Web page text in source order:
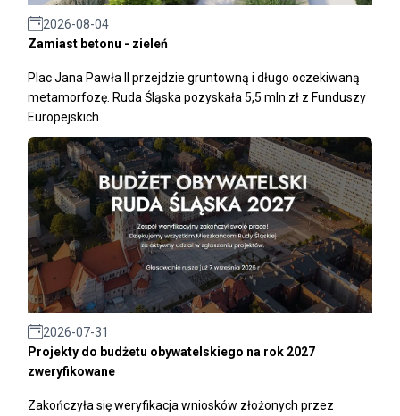
2026-08-04
Zamiast betonu - zieleń
Plac Jana Pawła II przejdzie gruntowną i długo oczekiwaną
metamorfozę. Ruda Śląska pozyskała 5,5 mln zł z Funduszy
Europejskich.
2026-07-31
Projekty do budżetu obywatelskiego na rok 2027
zweryfikowane
Zakończyła się weryfikacja wniosków złożonych przez